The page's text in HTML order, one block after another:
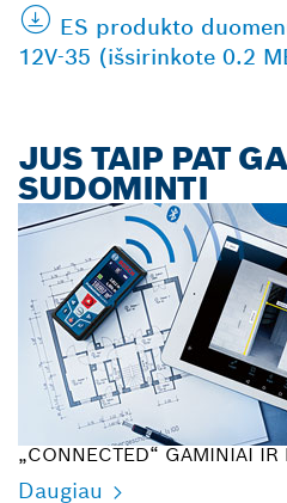
ES produkto
12V-35 (išsirinkote 0.2
JUS TAIP PAT
SUDOMINTI
„CONNECTED“ GAMINIAI IR
Daugiau